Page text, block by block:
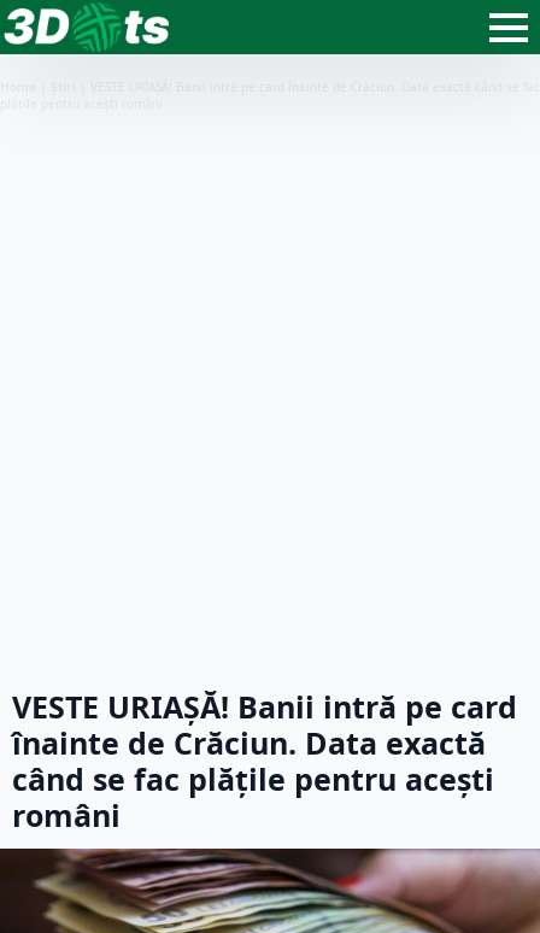
VESTE URIAȘĂ! Banii intră pe card
înainte de Crăciun. Data exactă
când se fac plățile pentru acești
români